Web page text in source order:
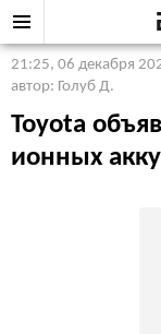
21:25, 06 декабря
автор: Голуб Д.
Toyota
ионных